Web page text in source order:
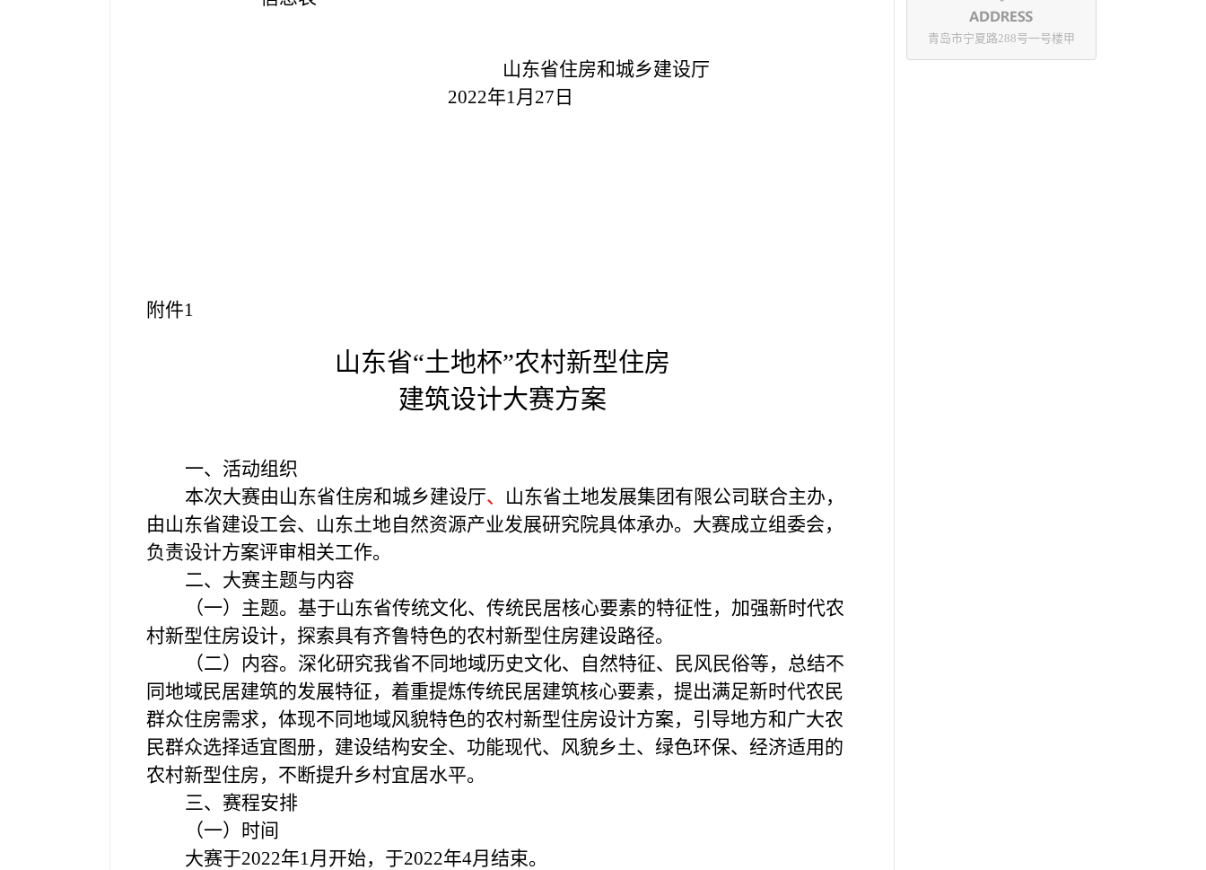
青岛市宁夏路288号一号楼甲
山东省住房和城乡建设厅
2022年1月27日
附件1
山东省“土地杯”农村新型住房
建筑设计大赛方案
一、活动组织
本次大赛由山东省住房和城乡建设厅、 山东省土地发展集团有限公司联合主办，
由山东省建设工会、山东土地自然资源产业发展研究院具体承办。大赛成立组委会，
负责设计方案评审相关工作。
二、大赛主题与内容
（一）主题。 基于山东省传统文化、传统民居核心要素的特征性，加强新时代农
村新型住房设计，探索具有齐鲁特色的农村新型住房建设路径。
（二）内容。 深化研究我省不同地域历史文化、自然特征、民风民俗等，总结不
同地域民居建筑的发展特征，着重提炼传统民居建筑核心要素，提出满足新时代农民
群众住房需求，体现不同地域风貌特色的农村新型住房设计方案，引导地方和广大农
民群众选择适宜图册，建设结构安全、功能现代、风貌乡土、绿色环保、经济适用的
农村新型住房，不断提升乡村宜居水平。
三、赛程安排
（一）时间
大赛于2022年1月开始，于2022年4月结束。